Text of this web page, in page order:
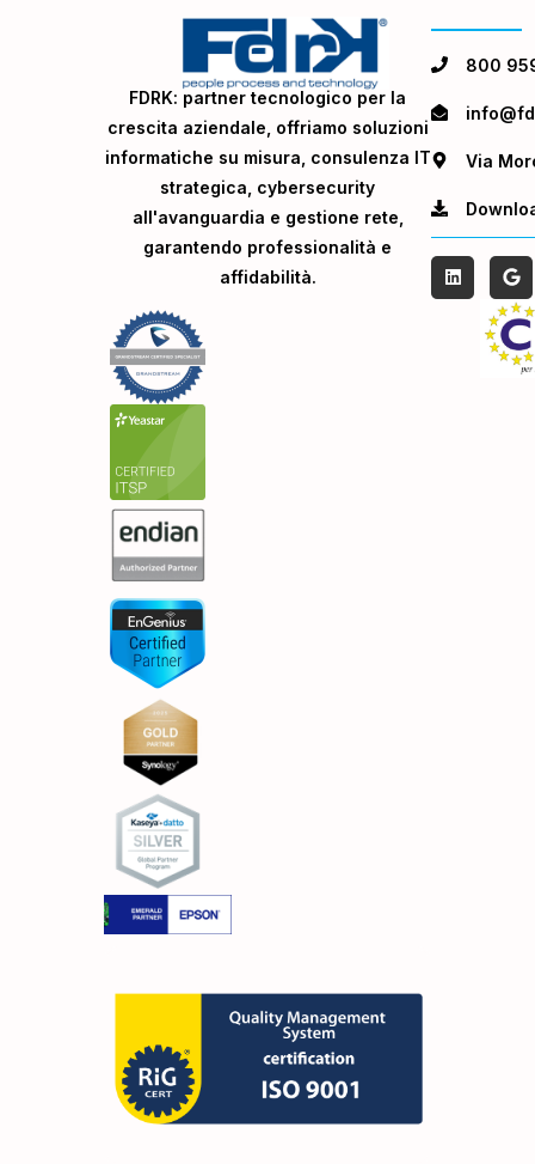
FDRK: partner tecnologico per la
crescita aziendale, offriamo soluzioni
informatiche su misura, consulenza IT
strategica, cybersecurity
all'avanguardia e gestione rete,
garantendo professionalità e
affidabilità.
800
Via